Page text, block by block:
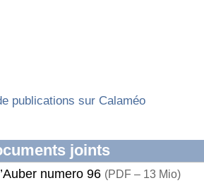
publications sur Calaméo
joints
numero 96 (PDF – 13 Mio)